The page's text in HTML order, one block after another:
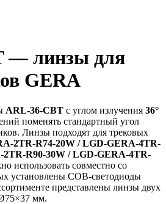
— линзы для
GERA
ARL-36-CBT с углом излучения 36°
поменять стандартный угол
Линзы подходят для трековых
2TR-R74-20W / LGD-GERA-4TR-
R90-30W / LGD-GERA-4TR-
использовать совместно со
установлены COB-светодиоды
представлены линзы двух
мм.